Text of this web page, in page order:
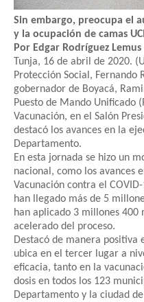
Sin embargo, preocupa el
y la ocupación de camas
Por Edgar Rodríguez
Tunja, 16 de abril de 2020.
Protección Social, Fernando
gobernador de Boyacá,
Puesto de Mando Unificado
Vacunación, en el Salón
destacó los avances en la
Departamento.
En esta jornada se hizo un
nacional, como los avances
Vacunación contra el
han llegado más de 5
han aplicado 3 millones 400
acelerado del proceso.
Destacó de manera positiva
ubica en el tercer lugar a
eficacia, tanto en la
dosis en todos los 123
Departamento y la ciudad de